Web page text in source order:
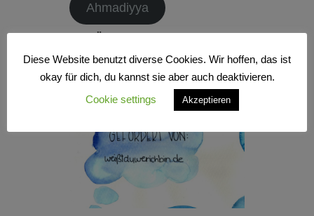
Ahmadiyya
Eine Übersicht und mehr
Informationen findet ihr
da.online/RoxyGaniReligionen
Diese Website benutzt diverse Cookies. Wir hoffen, das ist
okay für dich, du kannst sie aber auch deaktivieren.
Cookie settings
Akzeptieren